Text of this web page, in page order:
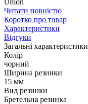
Читати повністю
Коротко про товар
Характеристики
Відгуки
Загальні характеристики
Колір
чорний
Ширина резинки
15 мм
Вид резинки
Бретельна резинка